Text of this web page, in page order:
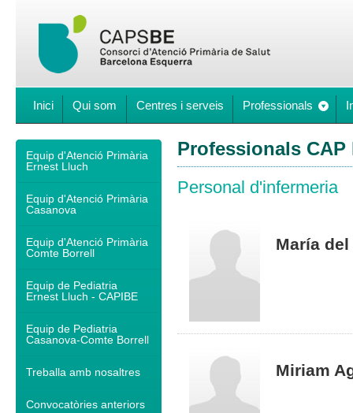
Inici Qui som Centres i serveis Professionals
Equip d'Atenció Primària
Ernest Lluch
Equip d'Atenció Primària
Casanova
Equip d'Atenció Primària
Comte Borrell
Equip de Pediatria
Ernest Lluch - CAPIBE
Equip de Pediatria
Casanova-Comte Borrell
Treballa amb nosaltres
Convocatòries anteriors
Professionals
Personal d'infermeria
María
Miriam